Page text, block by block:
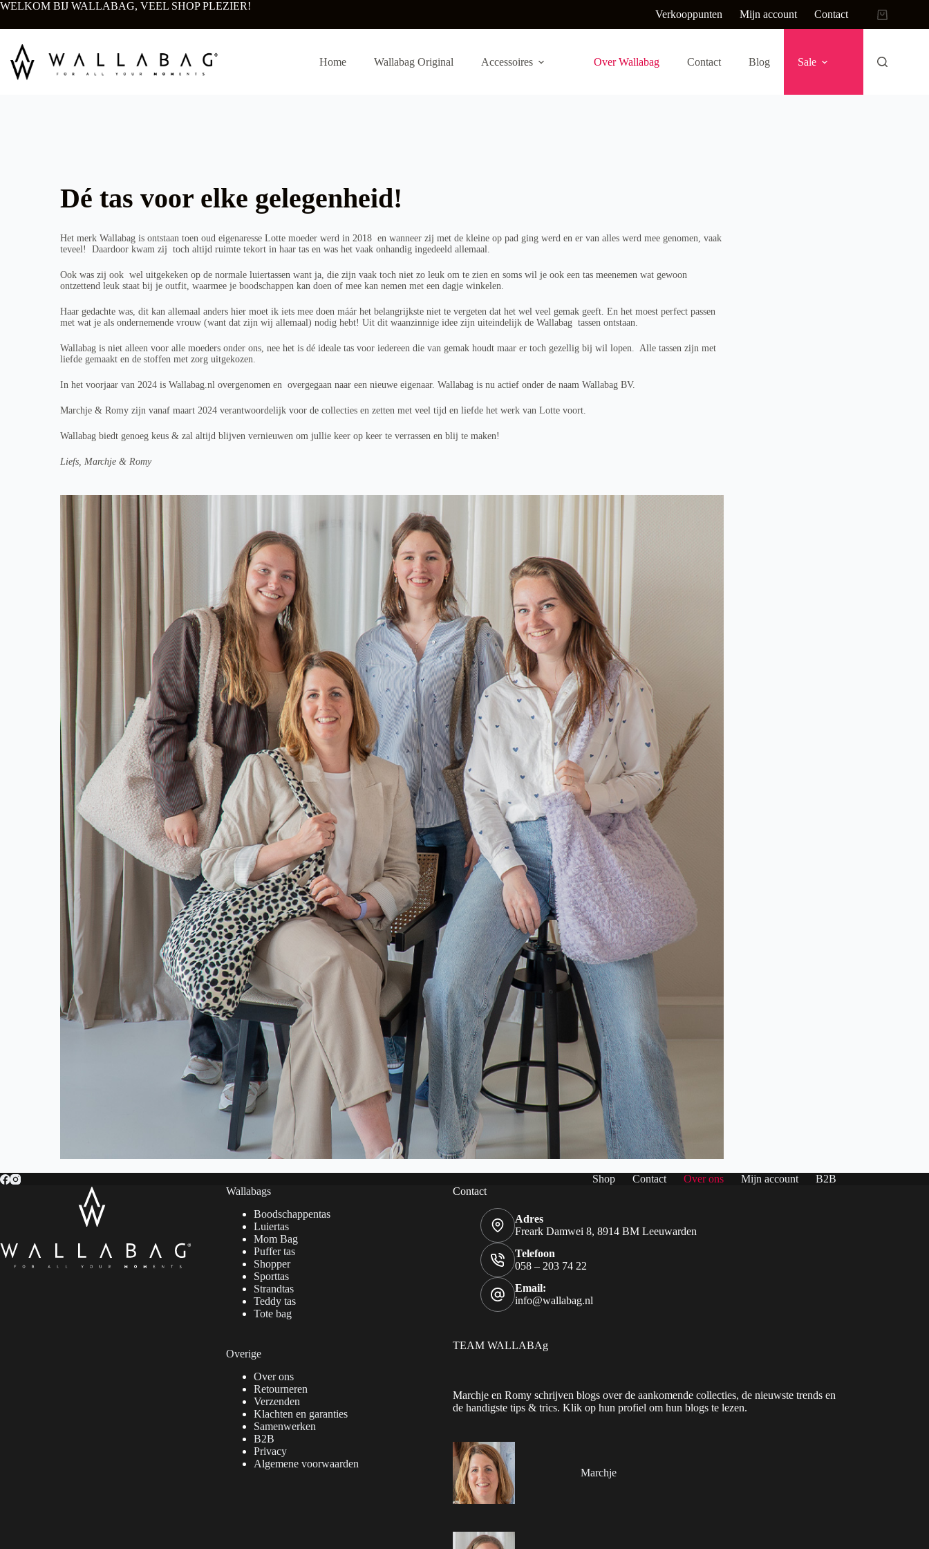
WELKOM BIJ WALLABAG, VEEL SHOP PLEZIER!
Verkooppunten Mijn account Contact
Home Wallabag Original Accessoires Over Wallabag Contact Blog Sale
Dé tas voor elke gelegenheid!
Het merk Wallabag is ontstaan toen oud eigenaresse Lotte moeder werd in 2018 en wanneer zij met de kleine op pad ging werd en er van alles werd mee genomen, vaak
teveel! Daardoor kwam zij toch altijd ruimte tekort in haar tas en was het vaak onhandig ingedeeld allemaal.
Ook was zij ook wel uitgekeken op de normale luiertassen want ja, die zijn vaak toch niet zo leuk om te zien en soms wil je ook een tas meenemen wat gewoon
ontzettend leuk staat bij je outfit, waarmee je boodschappen kan doen of mee kan nemen met een dagje winkelen.
Haar gedachte was, dit kan allemaal anders hier moet ik iets mee doen máár het belangrijkste niet te vergeten dat het wel veel gemak geeft. En het moest perfect passen
met wat je als ondernemende vrouw (want dat zijn wij allemaal) nodig hebt! Uit dit waanzinnige idee zijn uiteindelijk de Wallabag tassen ontstaan.
Wallabag is niet alleen voor alle moeders onder ons, nee het is dé ideale tas voor iedereen die van gemak houdt maar er toch gezellig bij wil lopen. Alle tassen zijn met
liefde gemaakt en de stoffen met zorg uitgekozen.
In het voorjaar van 2024 is Wallabag.nl overgenomen en overgegaan naar een nieuwe eigenaar. Wallabag is nu actief onder de naam Wallabag BV.
Marchje & Romy zijn vanaf maart 2024 verantwoordelijk voor de collecties en zetten met veel tijd en liefde het werk van Lotte voort.
Wallabag biedt genoeg keus & zal altijd blijven vernieuwen om jullie keer op keer te verrassen en blij te maken!
Liefs, Marchje & Romy
Shop Contact Over ons Mijn account
B2B
Wallabags
Boodschappentas
Luiertas
Mom Bag
Puffer tas
Shopper
Sporttas
Strandtas
Teddy tas
Tote bag
Overige
Over ons
Retourneren
Verzenden
Klachten en garanties
Samenwerken
B2B
Privacy
Algemene voorwaarden
Contact
Adres
Freark Damwei 8, 8914 BM Leeuwarden
Telefoon
058 – 203 74 22
Email:
info@wallabag.nl
TEAM WALLABAg
Marchje en Romy schrijven blogs over de aankomende collecties, de nieuwste trends en
de handigste tips & trics. Klik op hun profiel om hun blogs te lezen.
Marchje